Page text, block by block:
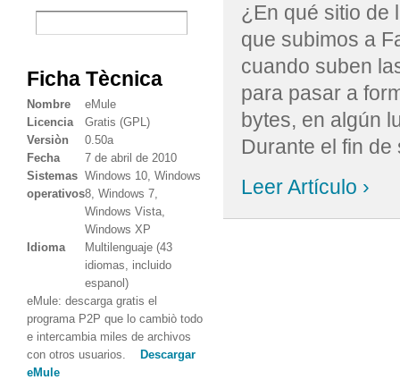
Ficha Tècnica
Nombre
eMule
Licencia
Gratis (GPL)
Versiòn
0.50a
Fecha
7 de abril de 2010
Sistemas
operativos
Windows 10, Windows
8, Windows 7,
Windows Vista,
Windows XP
Idioma
Multilenguaje (43
idiomas, incluido
espanol)
eMule: descarga gratis el
programa P2P que lo cambiò todo
e intercambia miles de archivos
con otros usuarios.
Descargar
eMule
¿En qué sitio de
que subimos a
cuando suben
para pasar a
bytes, en algún
Durante el fin de
Leer Artículo ›